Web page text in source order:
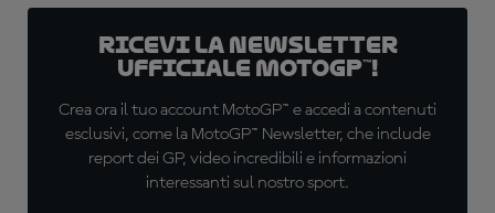
Ricevi la newsletter
ufficiale MotoGP™!
Crea ora il tuo account MotoGP™ e accedi a contenuti
esclusivi, come la MotoGP™ Newsletter, che include
report dei GP, video incredibili e informazioni
interessanti sul nostro sport.